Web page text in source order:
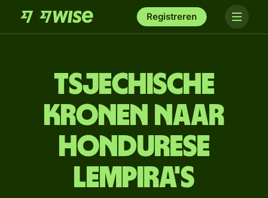
Registreren
Tsjechische
kronen naar
Hondurese
lempira's